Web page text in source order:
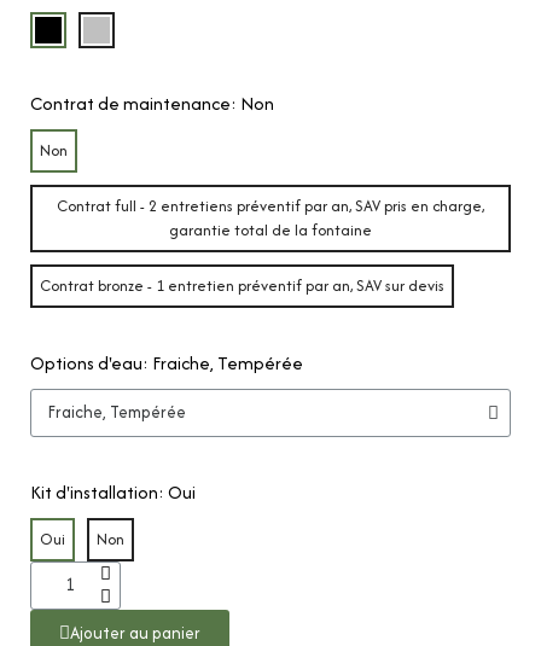
Contrat de maintenance Non
Non
Contrat full - 2 entretiens préventif par an, SAV pris en charge,
garantie total de la fontaine
Contrat bronze - 1 entretien préventif par an, SAV sur devis
Options d'eau Fraiche, Tempérée
Kit d'installation Oui
Oui Non
Ajouter au panier